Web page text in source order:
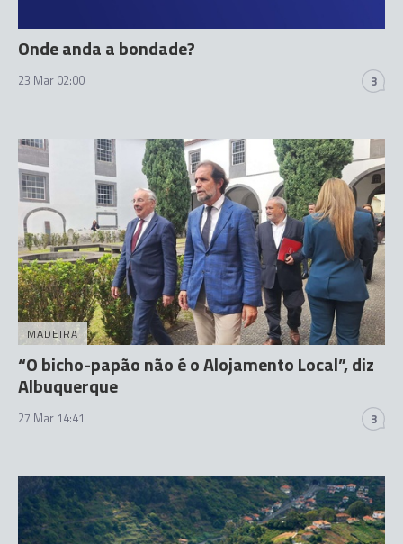
Onde anda a bondade?
23 Mar 02:00 3
MADEIRA
“O bicho-papão não é o Alojamento Local”, diz
Albuquerque
27 Mar 14:41 3